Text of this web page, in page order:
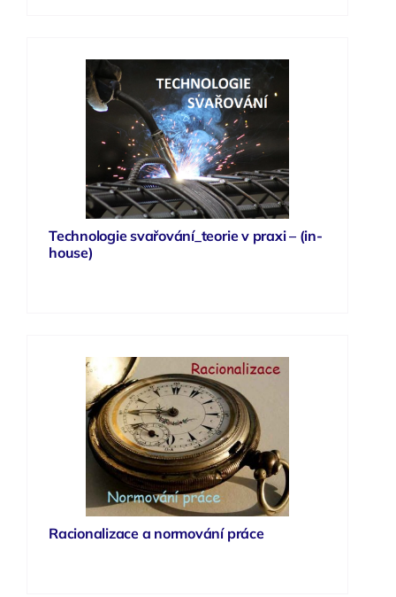
Technologie svařování_teorie v praxi – (in-
house)
Racionalizace a normování práce